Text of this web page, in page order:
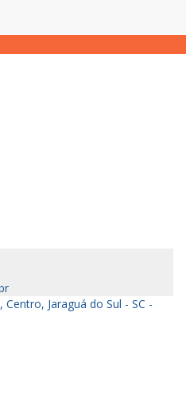
Jaraguá do Sul - SC -